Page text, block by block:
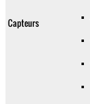
Capteurs